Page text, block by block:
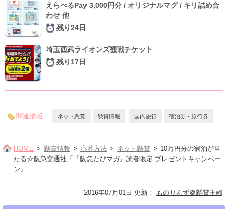
えらべるPay 3,000円分 / オリジナルマグ / キリ詰め合
わせ 他
残り24日
埼玉西武ライオンズ観戦チケット
残り17日
関連情報： ネット懸賞 懸賞情報 国内旅行 宿泊券・旅行券
HOME 懸賞情報 応募方法 ネット懸賞
10万円分の宿泊が当
たる☆阪急交通社「『阪急たびマガ』読者限定 プレゼントキャンペー
ン」
2016年07月01日 更新 ： ものりんず＠懸賞主婦